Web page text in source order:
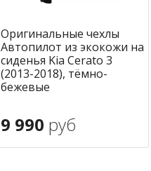
Оригинальные чехлы
Автопилот из экокожи на
сиденья Kia Cerato 3
(2013-2018), тёмно-
бежевые
9 990 руб
В корзину